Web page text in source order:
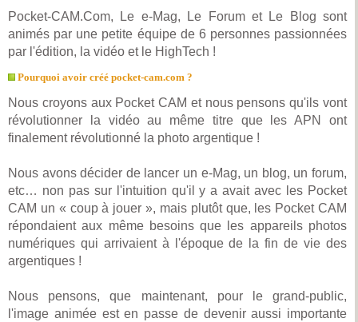
Pocket-CAM.Com, Le e-Mag, Le Forum et Le Blog sont
animés par une petite équipe de 6 personnes passionnées
par l'édition, la vidéo et le HighTech !
Pourquoi avoir créé pocket-cam.com ?
Nous croyons aux Pocket CAM et nous pensons qu'ils vont
révolutionner la vidéo au même titre que les APN ont
finalement révolutionné la photo argentique !
Nous avons décider de lancer un e-Mag, un blog, un forum,
etc… non pas sur l'intuition qu'il y a avait avec les Pocket
CAM un « coup à jouer », mais plutôt que, les Pocket CAM
répondaient aux même besoins que les appareils photos
numériques qui arrivaient à l'époque de la fin de vie des
argentiques !
Nous pensons, que maintenant, pour le grand-public,
l'image animée est en passe de devenir aussi importante